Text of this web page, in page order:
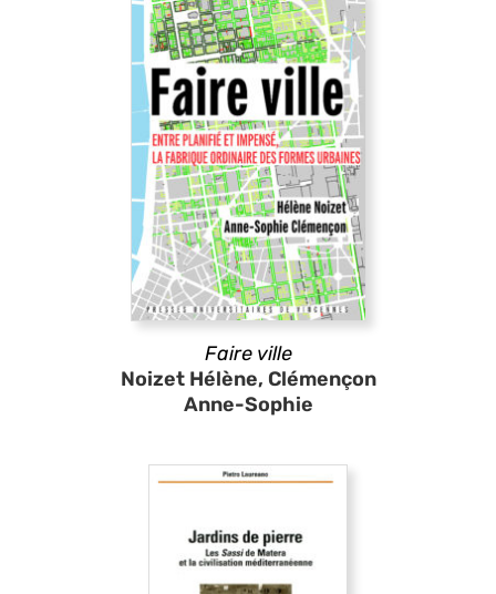
Faire ville
Noizet Hélène, Clémençon
Anne-Sophie